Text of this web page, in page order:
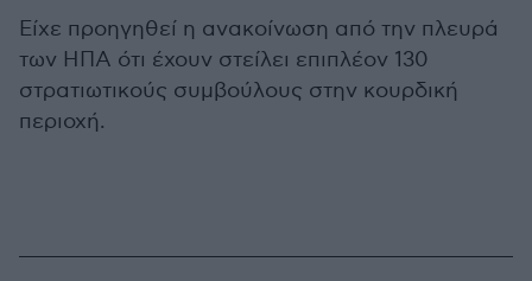
Είχε προηγηθεί η ανακοίνωση από την πλευρά
των ΗΠΑ ότι έχουν στείλει επιπλέον 130
στρατιωτικούς συμβούλους στην κουρδική
περιοχή.